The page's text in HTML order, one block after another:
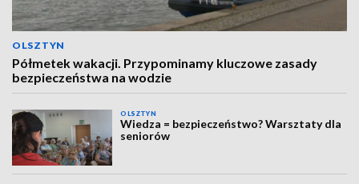
OLSZTYN
Półmetek wakacji. Przypominamy kluczowe zasady
bezpieczeństwa na wodzie
OLSZTYN
Wiedza = bezpieczeństwo? Warsztaty dla
seniorów